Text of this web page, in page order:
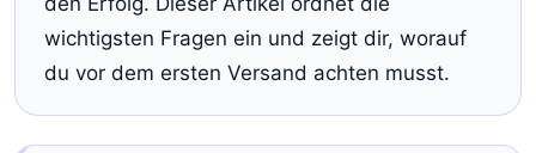
wichtigsten Fragen ein und zeigt dir, worauf
du vor dem ersten Versand achten musst.